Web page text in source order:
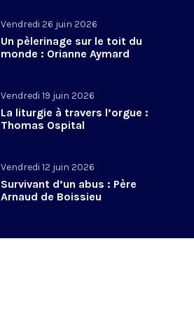
Vendredi 26 juin 2026
Un pèlerinage sur le toit du
monde : Orianne Aymard
Vendredi 19 juin 2026
La liturgie à travers l’orgue :
Thomas Ospital
Vendredi 12 juin 2026
Survivant d’un abus : Père
Arnaud de Boissieu